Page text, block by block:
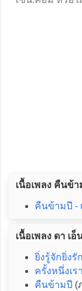
เนื้อเพลง คืนข้
คืนข้ามปี -
เนื้อเพลง ดา เ
ยิ่งรู้จักยิ่งรั
ครั้งหนึ่งเร
คืนข้ามปี (